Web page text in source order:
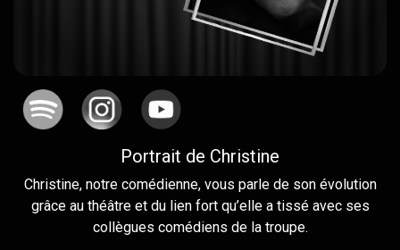
Portrait de Christine
Christine, notre comédienne, vous parle de son évolution
grâce au théâtre et du lien fort qu’elle a tissé avec ses
collègues comédiens de la troupe.